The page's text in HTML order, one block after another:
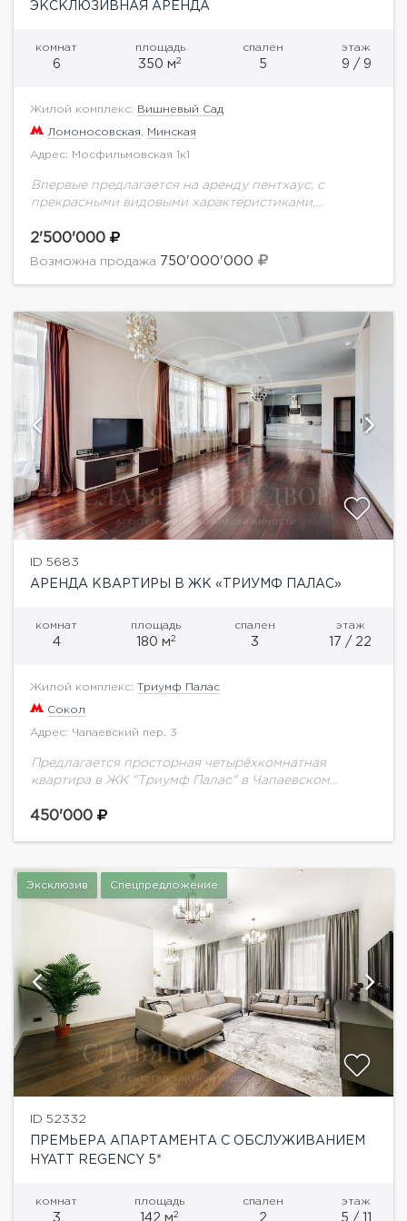
ЭКСКЛЮЗИВНАЯ АРЕНДА
комнат
6
площадь
350 м2
спален
5
этаж
9 / 9
Жилой комплекс: Вишневый Сад
Ломоносовская Минская
Адрес: Мосфильмовская 1к1
Впервые предлагается на аренду пентхаус, с
прекрасными видовыми характеристиками,
окруженном парком. Выполнен дорогостоящий
ремонт, с идеально продуманной планировкой для
2'500'000
Возможна продажа 750'000'000
ID 5683
АРЕНДА КВАРТИРЫ В ЖК «ТРИУМФ ПАЛАС»
комнат
4
площадь
180 м2
спален
3
этаж
17 / 22
Жилой комплекс: Триумф Палас
Сокол
Адрес: Чапаевский пер. 3
Предлагается просторная четырёхкомнатная
квартира в ЖК "Триумф Палас" в Чапаевском
спальни (24, 12, 18 кв.м), комната свободного
450'000
Эксклюзив Спецпредложение
ID 52332
ПРЕМЬЕРА АПАРТАМЕНТА С ОБСЛУЖИВАНИЕМ
HYATT REGENCY 5*
комнат
3
площадь
142 м2
спален
2
этаж
5 / 11